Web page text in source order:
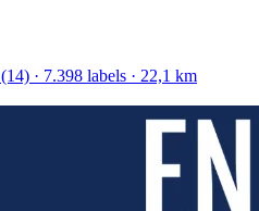
· 7.398 labels · 22,1 km